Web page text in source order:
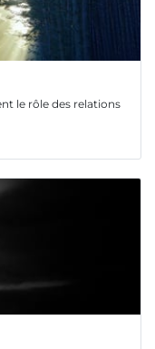
le rôle des relations